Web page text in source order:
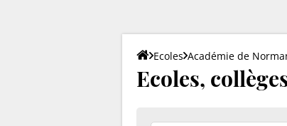
Ecoles Académie de
Ecoles,